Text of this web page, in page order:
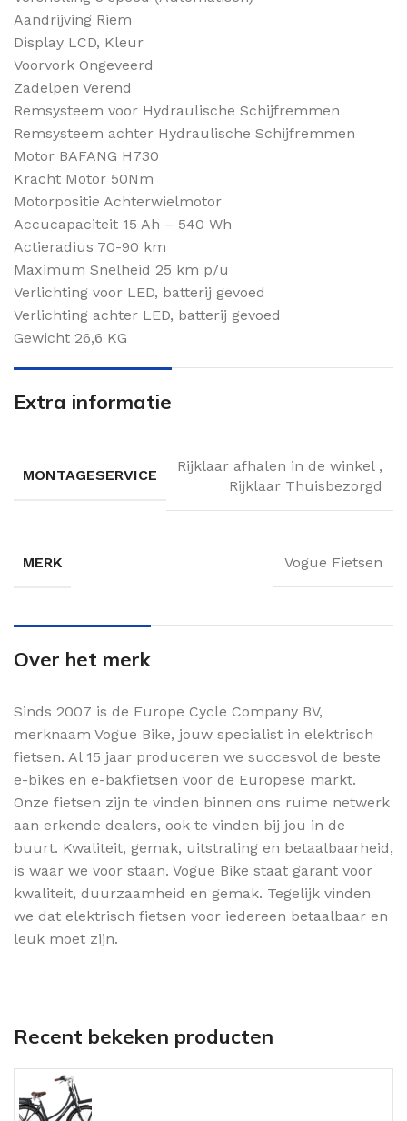
Aandrijving Riem
Display LCD, Kleur
Voorvork Ongeveerd
Zadelpen Verend
Remsysteem voor Hydraulische Schijfremmen
Remsysteem achter Hydraulische Schijfremmen
Motor BAFANG H730
Kracht Motor 50Nm
Motorpositie Achterwielmotor
Accucapaciteit 15 Ah – 540 Wh
Actieradius 70-90 km
Maximum Snelheid 25 km p/u
Verlichting voor LED, batterij gevoed
Verlichting achter LED, batterij gevoed
Gewicht 26,6 KG
Extra informatie
MONTAGESERVICE
Rijklaar afhalen in de winkel ,
Rijklaar Thuisbezorgd
MERK Vogue Fietsen
Over het merk
Sinds 2007 is de Europe Cycle Company BV,
merknaam Vogue Bike, jouw specialist in elektrisch
fietsen. Al 15 jaar produceren we succesvol de beste
e-bikes en e-bakfietsen voor de Europese markt.
Onze fietsen zijn te vinden binnen ons ruime netwerk
aan erkende dealers, ook te vinden bij jou in de
buurt. Kwaliteit, gemak, uitstraling en betaalbaarheid,
is waar we voor staan. Vogue Bike staat garant voor
kwaliteit, duurzaamheid en gemak. Tegelijk vinden
we dat elektrisch fietsen voor iedereen betaalbaar en
leuk moet zijn.
Recent bekeken producten